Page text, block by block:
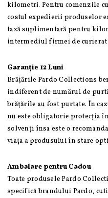
kilometri. Pentru comenzile
costul expedierii produselor
taxă suplimentară pentru
intermediul firmei de curierat
Garanție 12 Luni
Brățările Pardo Collections
indiferent de numărul de
brățările au fost purtate. În
nu este obligatorie protecția
solvenți însa este o
viața a produsului în stare
Ambalare pentru Cadou
Toate produsele Pardo
specifică brandului Pardo,